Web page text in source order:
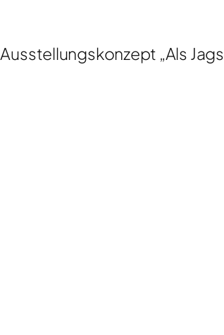
Ausstellungskonzept „Als